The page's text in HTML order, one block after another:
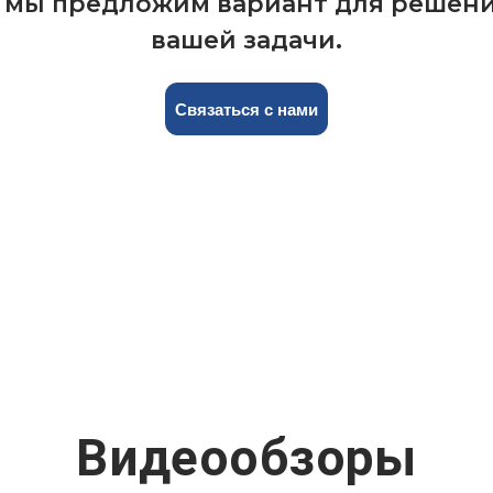
вашей задачи.
Связаться с нами
Видеообзоры